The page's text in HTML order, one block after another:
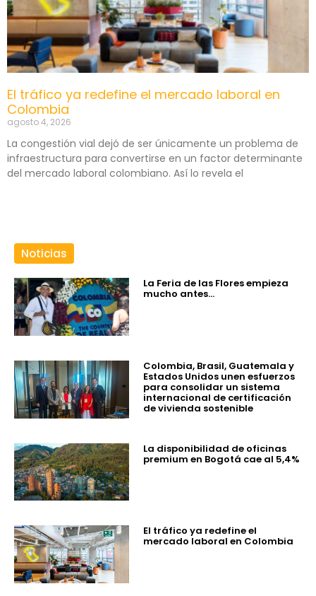
El tráfico ya redefine el mercado laboral en
Colombia
agosto 4, 2026
La congestión vial dejó de ser únicamente un problema de
infraestructura para convertirse en un factor determinante
del mercado laboral colombiano. Así lo revela el
Noticias
La Feria de las Flores empieza
mucho antes…
Colombia, Brasil, Guatemala y
Estados Unidos unen esfuerzos
para consolidar un sistema
internacional de certificación
de vivienda sostenible
La disponibilidad de oficinas
premium en Bogotá cae al 5,4%
El tráfico ya redefine el
mercado laboral en Colombia